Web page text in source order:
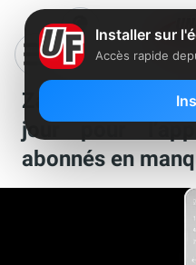
Zapette pour
jour pour
abonnés en
Installer sur
Accès rapide